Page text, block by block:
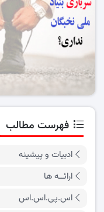
فهرست مطالب
ادبیات و پیشینه
ارائــه ها
اس.پی.اس.اس